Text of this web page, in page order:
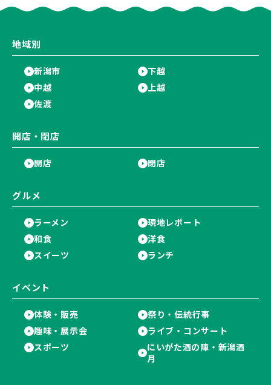
地域別
新潟市
下越
中越
上越
佐渡
開店・閉店
開店 閉店
グルメ
ラーメン
現地レポート
和食
洋食
スイーツ
ランチ
イベント
体験・販売
祭り・伝統行事
趣味・展示会
ライブ・コンサート
スポーツ
にいがた酒の陣・新潟酒
月